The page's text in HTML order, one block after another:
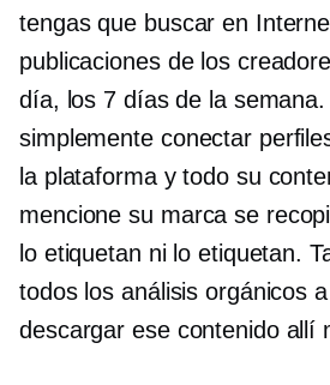
tengas que buscar en
publicaciones de los
día, los 7 días de la semana.
simplemente conectar
la plataforma y todo su
mencione su marca se
lo etiquetan ni lo etiquetan.
todos los análisis orgánicos
descargar ese contenido allí